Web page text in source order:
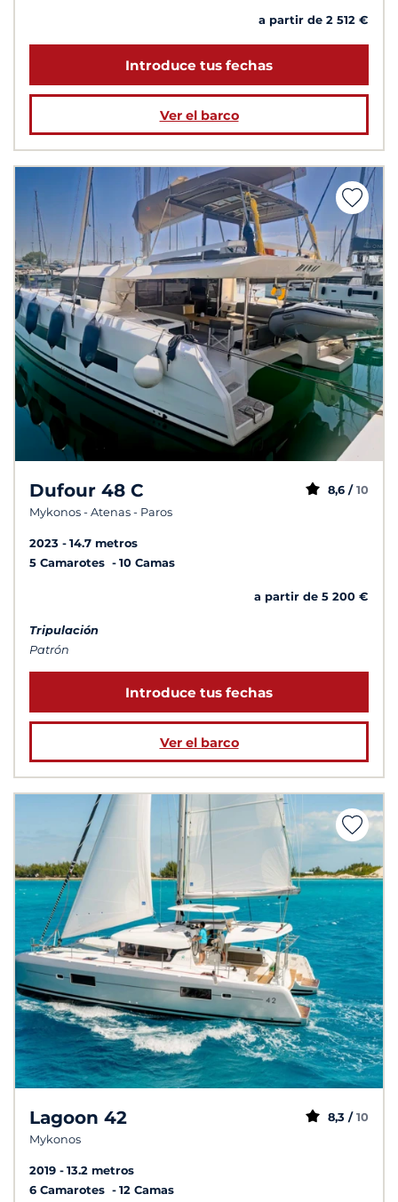
a partir de 2 512 €
Introduce tus fechas
Ver el barco
Dufour 48 C
Mykonos - Atenas - Paros
8,6 / 10
2023
14.7 metros
5 Camarotes
10 Camas
a partir de 5 200 €
Tripulación
Patrón
Introduce tus fechas
Ver el barco
Lagoon 42
Mykonos
8,3 / 10
2019
13.2 metros
6 Camarotes
12 Camas